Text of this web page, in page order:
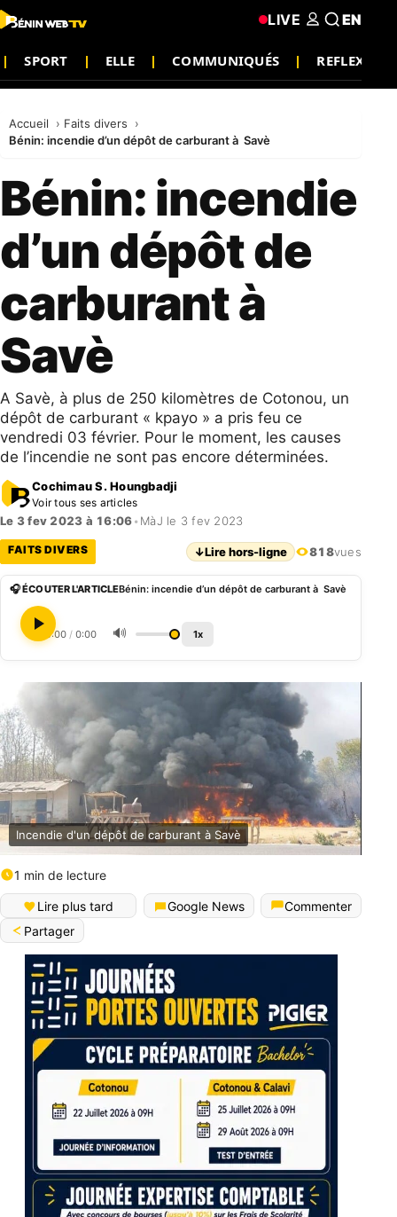
SPORT ELLE COMMUNIQUÉS REFLEXION
LIVE EN
Accueil
Faits divers
Bénin: incendie d’un dépôt de carburant à Savè
Bénin: incendie
d’un dépôt de
carburant à
Savè
A Savè, à plus de 250 kilomètres de Cotonou, un
dépôt de carburant « kpayo » a pris feu ce
vendredi 03 février. Pour le moment, les causes
de l’incendie ne sont pas encore déterminées.
Cochimau S. Houngbadji
Voir tous ses articles
Le 3 fev 2023 à 16:06• MàJ le 3 fev 2023
FAITS DIVERS ↓Lire hors-ligne 818vues
🎧 ÉCOUTER L'ARTICLEBénin: incendie d’un dépôt de carburant à Savè
0:00 / 0:00 🔊 1x
Incendie d'un dépôt de carburant à Savè
1 min de lecture
Lire plus tard Google News
Commenter
Partager